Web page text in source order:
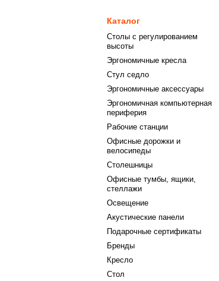
Каталог
Столы с регулированием
высоты
Эргономичные кресла
Стул седло
Эргономичные аксессуары
Эргономичная компьютерная
периферия
Рабочие станции
Офисные дорожки и
велосипеды
Столешницы
Офисные тумбы, ящики,
стеллажи
Освещение
Акустические панели
Подарочные сертификаты
Бренды
Кресло
Стол